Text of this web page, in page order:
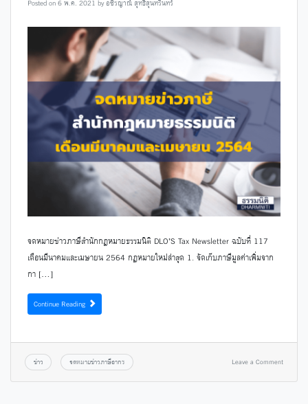
Posted on6 พ.ค. 2021 byอชิรญาณ์ สุทธิสุนทรินทร์
จดหมายข่าวภาษีสำนักกฎหมายธรรมนิติ DLO’S Tax Newsletter ฉบับที่ 117
เดือนมีนาคมและเมษายน 2564 กฎหมายใหม่ล่าสุด 1. จัดเก็บภาษีมูลค่าเพิ่มจาก
กา […]
Continue Reading
ข่าว จดหมายข่าวภาษีอากร Leave a Comment